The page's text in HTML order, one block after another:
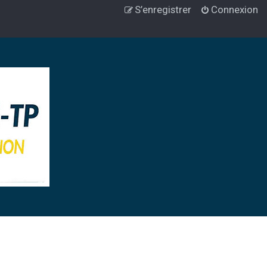
Connexion
S’enregistrer